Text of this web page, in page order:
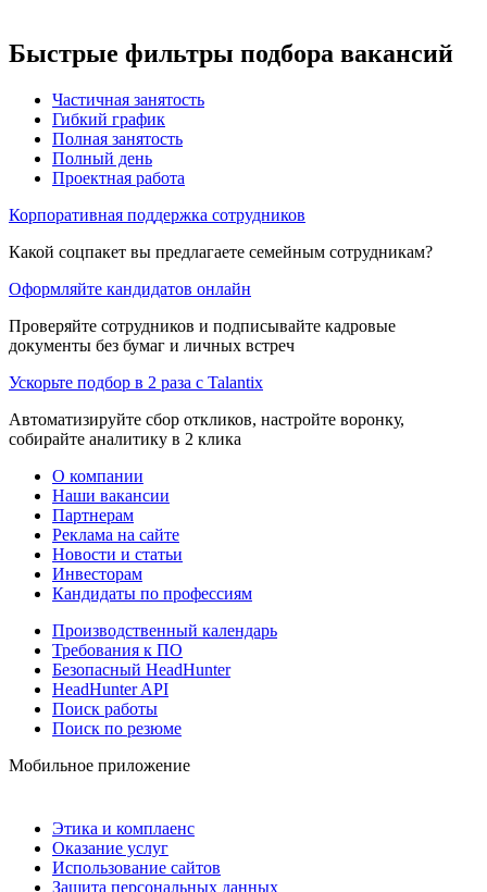
Быстрые фильтры подбора вакансий
Частичная занятость
Гибкий график
Полная занятость
Полный день
Проектная работа
Корпоративная поддержка сотрудников
Какой соцпакет вы предлагаете семейным сотрудникам?
Оформляйте кандидатов онлайн
Проверяйте сотрудников и подписывайте кадровые
документы без бумаг и личных встреч
Ускорьте подбор в 2 раза с Talantix
Автоматизируйте сбор откликов, настройте воронку,
собирайте аналитику в 2 клика
О компании
Наши вакансии
Партнерам
Реклама на сайте
Новости и статьи
Инвесторам
Кандидаты по профессиям
Производственный календарь
Требования к ПО
Безопасный HeadHunter
HeadHunter API
Поиск работы
Поиск по резюме
Мобильное приложение
Этика и комплаенс
Оказание услуг
Использование сайтов
Защита персональных данных